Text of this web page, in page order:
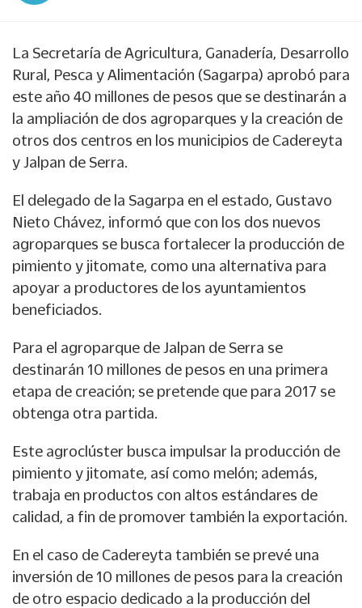
La Secretaría de Agricultura, Ganadería, Desarrollo
Rural, Pesca y Alimentación (Sagarpa) aprobó para
este año 40 millones de pesos que se destinarán a
la ampliación de dos agroparques y la creación de
otros dos centros en los municipios de Cadereyta
y Jalpan de Serra.
El delegado de la Sagarpa en el estado, Gustavo
Nieto Chávez, informó que con los dos nuevos
agroparques se busca fortalecer la producción de
pimiento y jitomate, como una alternativa para
apoyar a productores de los ayuntamientos
beneficiados.
Para el agroparque de Jalpan de Serra se
destinarán 10 millones de pesos en una primera
etapa de creación; se pretende que para 2017 se
obtenga otra partida.
Este agroclúster busca impulsar la producción de
pimiento y jitomate, así como melón; además,
trabaja en productos con altos estándares de
calidad, a fin de promover también la exportación.
En el caso de Cadereyta también se prevé una
inversión de 10 millones de pesos para la creación
de otro espacio dedicado a la producción del